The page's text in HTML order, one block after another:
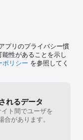
供するためにアクセ
知を受け取る際にリク
本権限に関連した機
鬼
ス
キ
が
れ
)
プリのプライバシー慣
性があることを示し
ポリシー を参照してく
れるデータ
ト間でユーザを
合があります。